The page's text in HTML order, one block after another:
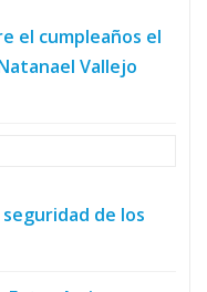
el cumpleaños el
Vallejo
de los